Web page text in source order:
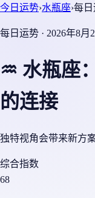
今日运势›水瓶座›每
每日运势 · 2026年8月
♒ 水瓶座
的连接
独特视角会带来新方
综合指数
68